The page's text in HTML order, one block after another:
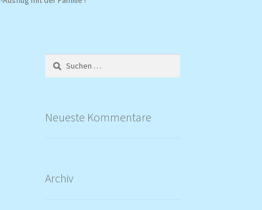
Suchen
nach:
Neueste Kommentare
Archiv